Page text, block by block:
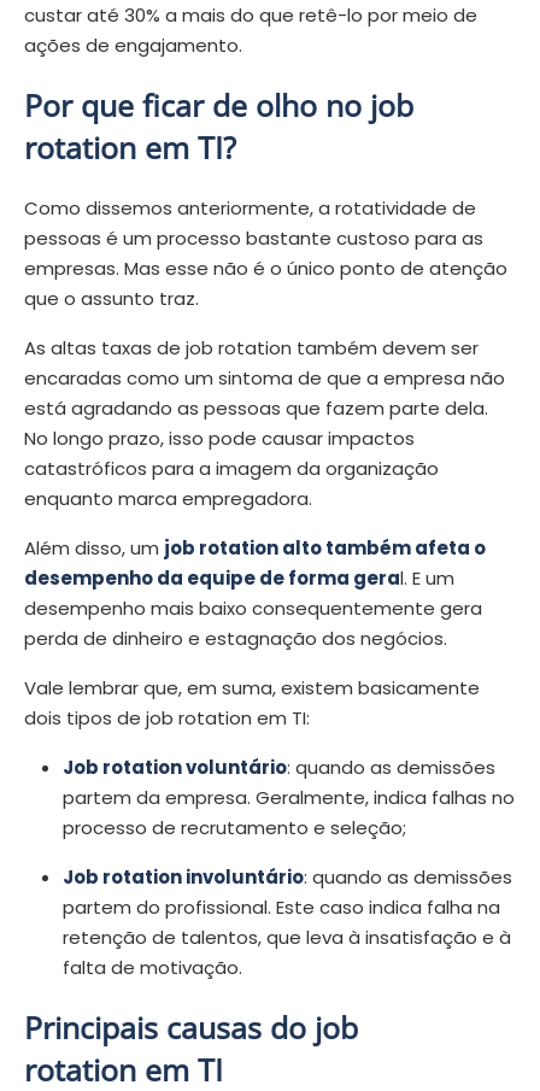
custar até 30% a mais do que retê-lo por meio de
ações de engajamento.
Por que ficar de olho no job
rotation em TI?
Como dissemos anteriormente, a rotatividade de
pessoas é um processo bastante custoso para as
empresas. Mas esse não é o único ponto de atenção
que o assunto traz.
As altas taxas de job rotation também devem ser
encaradas como um sintoma de que a empresa não
está agradando as pessoas que fazem parte dela.
No longo prazo, isso pode causar impactos
catastróficos para a imagem da organização
enquanto marca empregadora.
Além disso, um job rotation alto também afeta o
desempenho da equipe de forma geral. E um
desempenho mais baixo consequentemente gera
perda de dinheiro e estagnação dos negócios.
Vale lembrar que, em suma, existem basicamente
dois tipos de job rotation em TI:
Job rotation voluntário: quando as demissões
partem da empresa. Geralmente, indica falhas no
processo de recrutamento e seleção;
Job rotation involuntário: quando as demissões
partem do profissional. Este caso indica falha na
retenção de talentos, que leva à insatisfação e à
falta de motivação.
Principais causas do job
rotation em TI